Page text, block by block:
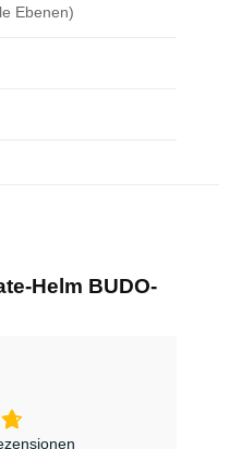
Ebenen)
Helm BUDO-